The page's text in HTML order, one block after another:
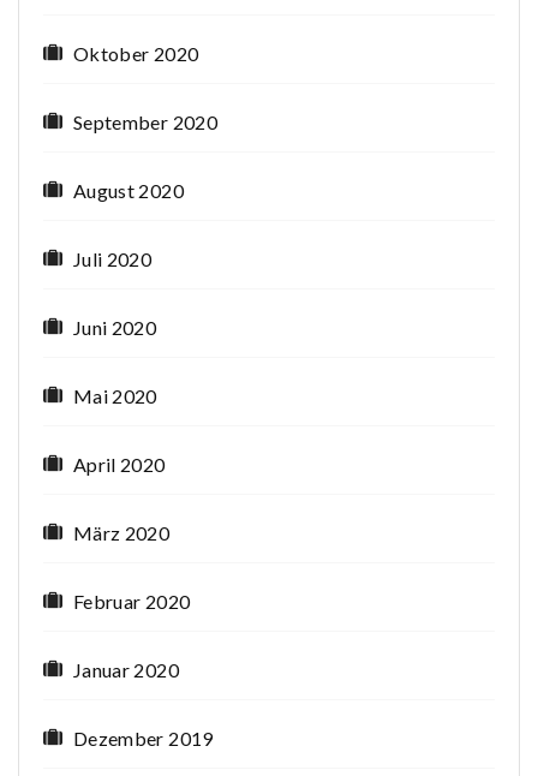
Oktober 2020
September 2020
August 2020
Juli 2020
Juni 2020
Mai 2020
April 2020
März 2020
Februar 2020
Januar 2020
Dezember 2019